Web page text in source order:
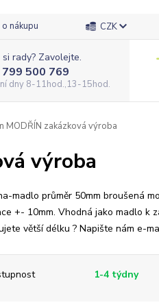
nákupu CZK
rady? Zavolejte.
500 769
dny 8-11hod.,13-15hod.
zakázková výroba
výroba
madlo průměr 50mm broušená
+- 10mm. Vhodná jako madlo k
větší délku ? Napište nám e-
1-4 týdny